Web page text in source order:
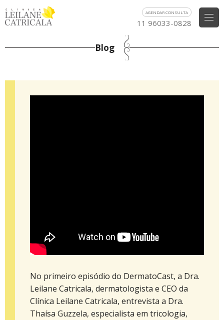
AGENDAR CONSULTA
11 96033-0828
Blog
No primeiro episódio do DermatoCast, a Dra.
Leilane Catricala, dermatologista e CEO da
Clínica Leilane Catricala, entrevista a Dra.
Thaísa Guzzela, especialista em tricologia,